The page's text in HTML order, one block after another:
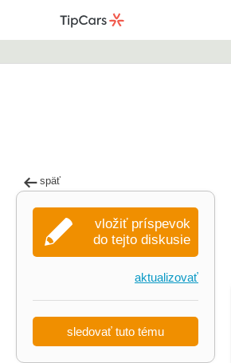
späť
vložiť príspevok
do tejto diskusie
aktualizovať
sledovať tuto tému